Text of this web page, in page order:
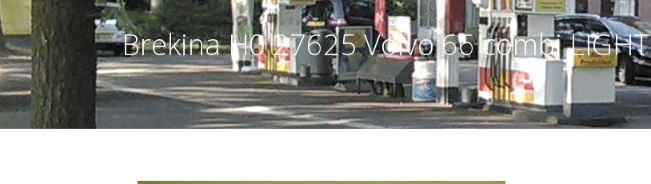
Brekina H0 27625 Volvo 66 combi LIGHT